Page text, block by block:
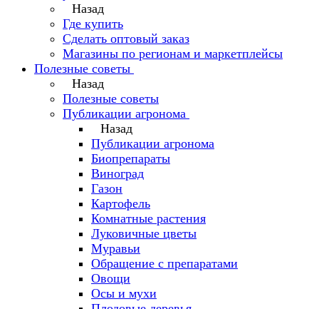
Назад
Где купить
Сделать оптовый заказ
Магазины по регионам и маркетплейсы
Полезные советы
Назад
Полезные советы
Публикации агронома
Назад
Публикации агронома
Биопрепараты
Виноград
Газон
Картофель
Комнатные растения
Луковичные цветы
Муравьи
Обращение с препаратами
Овощи
Осы и мухи